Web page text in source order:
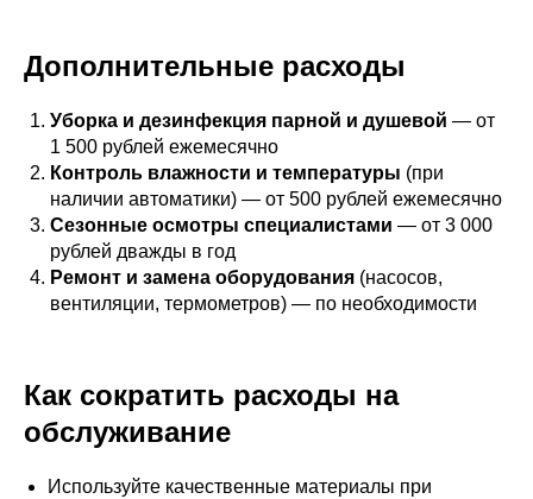
Дополнительные расходы
Уборка и дезинфекция парной и душевой — от
1 500 рублей ежемесячно
Контроль влажности и температуры (при
наличии автоматики) — от 500 рублей ежемесячно
Сезонные осмотры специалистами — от 3 000
рублей дважды в год
Ремонт и замена оборудования (насосов,
вентиляции, термометров) — по необходимости
Как сократить расходы на
обслуживание
Используйте качественные материалы при